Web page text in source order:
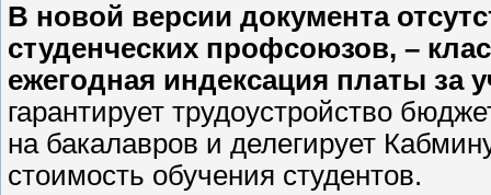
В новой версии документа
студенческих профсоюзов, –
ежегодная индексация платы за
гарантирует трудоустройство
на бакалавров и делегирует
стоимость обучения студентов.